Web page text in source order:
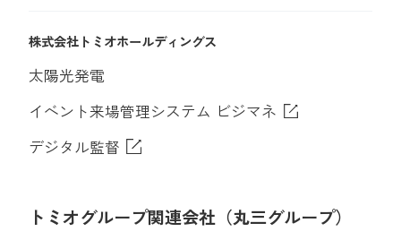
株式会社トミオホールディングス
太陽光発電
イベント来場管理システム ビジマネ
デジタル監督
トミオグループ関連会社（丸三グループ）